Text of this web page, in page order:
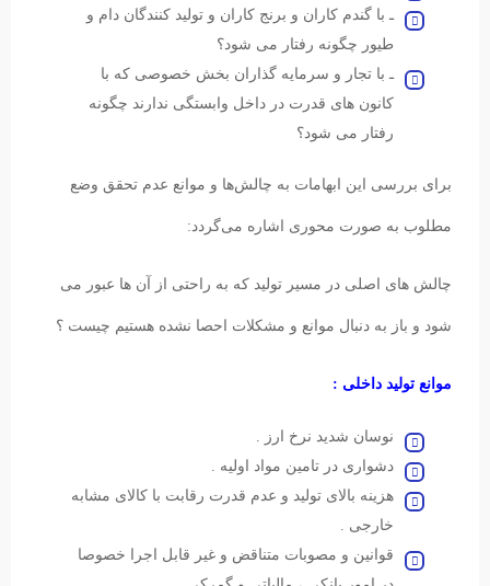
ـ با گندم کاران و برنج کاران و تولید کنندگان دام و
طیور چگونه رفتار می شود؟
ـ با تجار و سرمایه گذاران بخش خصوصی که با
کانون های قدرت در داخل وابستگی ندارند چگونه
رفتار می شود؟
برای بررسی این ابهامات به چالش‌ها و موانع عدم تحقق وضع
مطلوب به صورت محوری اشاره می‌گردد:
چالش های اصلی در مسیر تولید که به راحتی از آن ها عبور می
شود و باز به دنبال موانع و مشکلات احصا نشده هستیم چیست ؟
موانع تولید داخلی :
نوسان شدید نرخ ارز .
دشواری در تامین مواد اولیه .
هزینه بالای تولید و عدم قدرت رقابت با کالای مشابه
خارجی .
قوانین و مصوبات متناقض و غیر قابل اجرا خصوصا